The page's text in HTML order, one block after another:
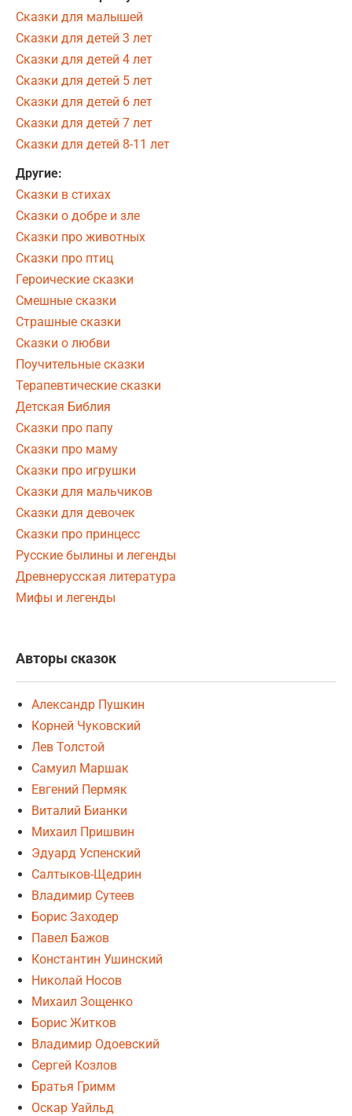
Сказки для малышей
Сказки для детей 3 лет
Сказки для детей 4 лет
Сказки для детей 5 лет
Сказки для детей 6 лет
Сказки для детей 7 лет
Сказки для детей 8-11 лет
Другие:
Сказки в стихах
Сказки о добре и зле
Сказки про животных
Сказки про птиц
Героические сказки
Смешные сказки
Страшные сказки
Сказки о любви
Поучительные сказки
Терапевтические сказки
Детская Библия
Сказки про папу
Сказки про маму
Сказки про игрушки
Сказки для мальчиков
Сказки для девочек
Сказки про принцесс
Русские былины и легенды
Древнерусская литература
Мифы и легенды
Авторы сказок
Александр Пушкин
Корней Чуковский
Лев Толстой
Самуил Маршак
Евгений Пермяк
Виталий Бианки
Михаил Пришвин
Эдуард Успенский
Салтыков-Щедрин
Владимир Сутеев
Борис Заходер
Павел Бажов
Константин Ушинский
Николай Носов
Михаил Зощенко
Борис Житков
Владимир Одоевский
Сергей Козлов
Братья Гримм
Оскар Уайльд